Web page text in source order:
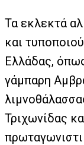
Τα εκλεκτά
και
Ελλάδας,
γάμπαρη
Τριχωνίδας